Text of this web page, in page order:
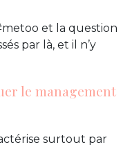
et la question
par là, et il n’y
le management
surtout par